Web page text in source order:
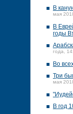
В
мая
В
годы
года,
Во
Три
мая
В год